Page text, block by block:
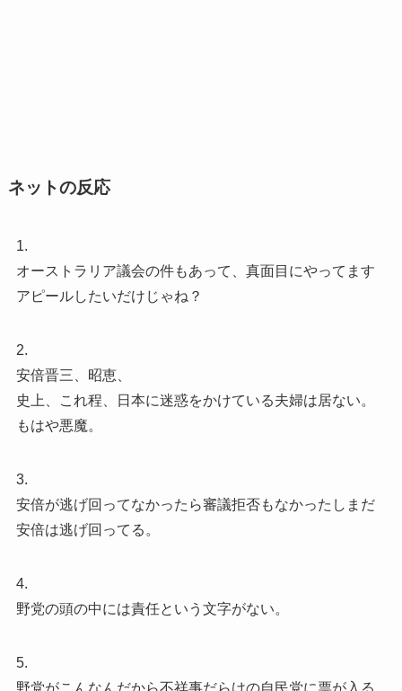
ネットの反応
1.
オーストラリア議会の件もあって、真面目にやってます
アピールしたいだけじゃね？
2.
安倍晋三、昭恵、
史上、これ程、日本に迷惑をかけている夫婦は居ない。
もはや悪魔。
3.
安倍が逃げ回ってなかったら審議拒否もなかったしまだ
安倍は逃げ回ってる。
4.
野党の頭の中には責任という文字がない。
5.
野党がこんなんだから不祥事だらけの自民党に票が入る